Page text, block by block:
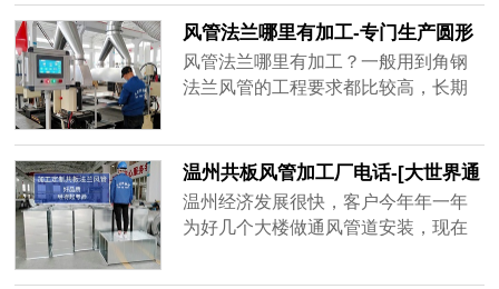
技术不......
厂家也跟着变多，但是质量可能比不
了品牌厂家，大世界通风作为行业内
品牌厂家，精益求精的品质顺应客户
对螺旋风管质量上的要求。
风管法兰哪里有加工-专门生产圆形
矩形风管法兰[大世界通风]
风管法兰哪里有加工？一般用到角钢
法兰风管的工程要求都比较高，长期
大的作用。
温州共板风管加工厂电话-[大世界通
风]
温州经济发展很快，客户今年年一年
为好几个大楼做通风管道安装，现在